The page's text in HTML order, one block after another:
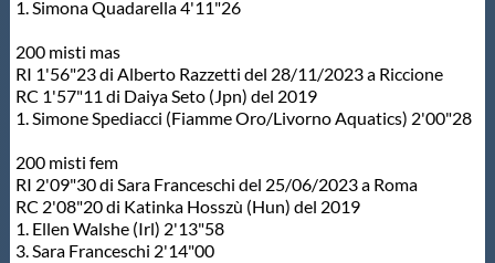
1. Simona Quadarella 4'11"26
200 misti mas
RI 1'56"23 di Alberto Razzetti del 28/11/2023 a Riccione
RC 1'57"11 di Daiya Seto (Jpn) del 2019
1. Simone Spediacci (Fiamme Oro/Livorno Aquatics) 2'00"28
200 misti fem
RI 2'09"30 di Sara Franceschi del 25/06/2023 a Roma
RC 2'08"20 di Katinka Hosszù (Hun) del 2019
1. Ellen Walshe (Irl) 2'13"58
3. Sara Franceschi 2'14"00